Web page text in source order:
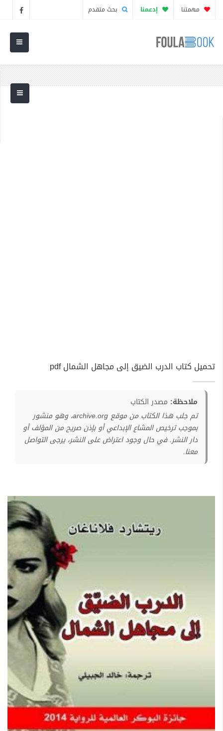
مهمتنا إدعمنا بحث متقدم
تحميل كتاب الدرب الضيق إلى مجاهل الشمال pdf
ملاحظة: مصدر الكتاب
تم جلب هذا الكتاب من موقع archive.org، وهو منشور
بموجب ترخيص المشاع الإبداعي أو بإذن صريح من المؤلف أو
دار النشر. في حال وجود اعتراض على النشر، يرجى التواصل
معنا.